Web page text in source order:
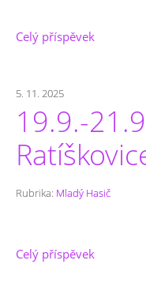
Celý příspěvek
5. 11. 2025
19.9.-
Rubrika: Mladý Hasič
Celý příspěvek